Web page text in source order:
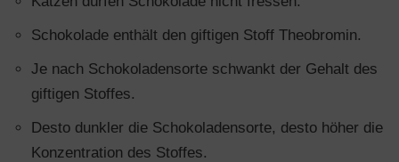
Schokolade enthält den giftigen Stoff Theobromin.
Je nach Schokoladensorte schwankt der Gehalt des
giftigen Stoffes.
Desto dunkler die Schokoladensorte, desto höher die
Konzentration des Stoffes.